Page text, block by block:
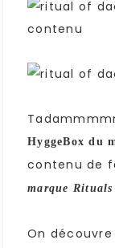
HyggeBox du
contenu de
marque
On